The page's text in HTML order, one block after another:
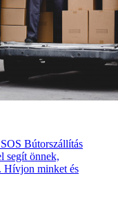
Bútorszállítás
segít önnek,
Hívjon minket és